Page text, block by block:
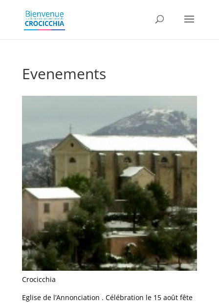
Evenements
Crocicchia
Eglise de l’Annonciation . Célébration le 15 août fête